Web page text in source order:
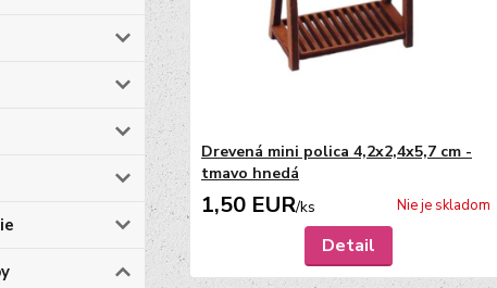
Drevená mini polica 4,2x2,4x5,7 cm -
tmavo hnedá
1,50 EUR/ks Nie je skladom
Detail